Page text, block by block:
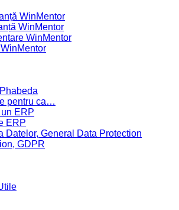
WinMentor
WinMentor
WinMentor
pentru ca…
ERP
ERP
Datelor, General Data Protection
GDPR